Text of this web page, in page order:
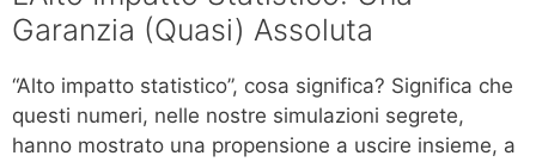
Garanzia (Quasi) Assoluta
“Alto impatto statistico”, cosa significa? Significa che
questi numeri, nelle nostre simulazioni segrete,
hanno mostrato una propensione a uscire insieme, a